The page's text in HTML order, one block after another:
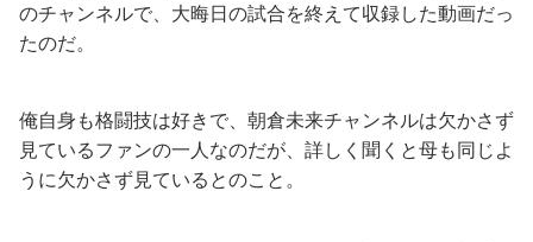
のチャンネルで、大晦日の試合を終えて収録した動画だっ
たのだ。
俺自身も格闘技は好きで、朝倉未来チャンネルは欠かさず
見ているファンの一人なのだが、詳しく聞くと母も同じよ
うに欠かさず見ているとのこと。